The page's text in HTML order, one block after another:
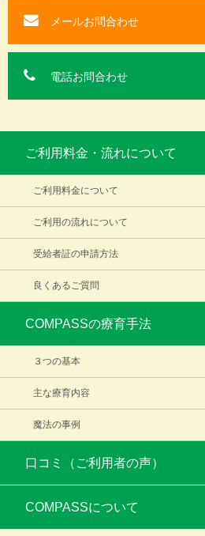
ご利用料金・流れについて
ご利用料金について
ご利用の流れについて
受給者証の申請方法
良くあるご質問
COMPASSの療育手法
３つの基本
主な療育内容
魔法の事例
口コミ（ご利用者の声）
COMPASSについて
メールお問合わせ
電話お問合わせ